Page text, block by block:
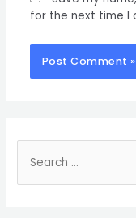
for the next time I